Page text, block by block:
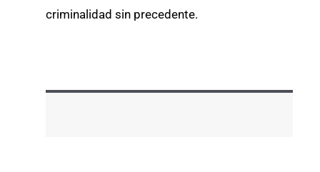
criminalidad sin precedente.